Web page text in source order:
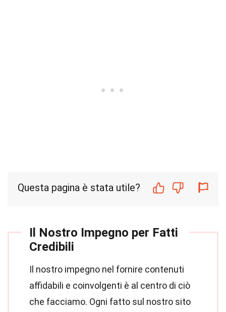
Questa pagina è stata utile?
Il Nostro Impegno per Fatti
Credibili
Il nostro impegno nel fornire contenuti
affidabili e coinvolgenti è al centro di ciò
che facciamo. Ogni fatto sul nostro sito